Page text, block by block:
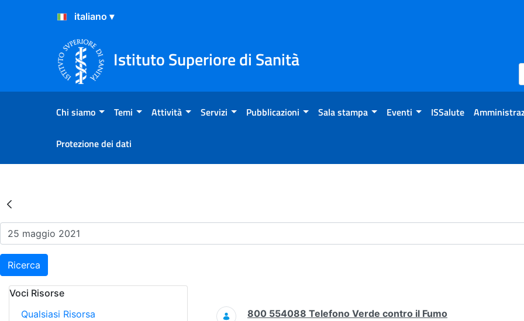
Salta al Contenuto
Salta al Footer
Istituto Superiore di Sanità
Chi siamo Temi Attività Servizi Pubblicazioni Sala stampa Eventi ISSalute
Protezione dei dati
Risultati della Ricerca - Eventi
Ricerca
Voci Risorse
Qualsiasi Risorsa
Ricerca
800 554088 Telefono Verde contro il Fumo